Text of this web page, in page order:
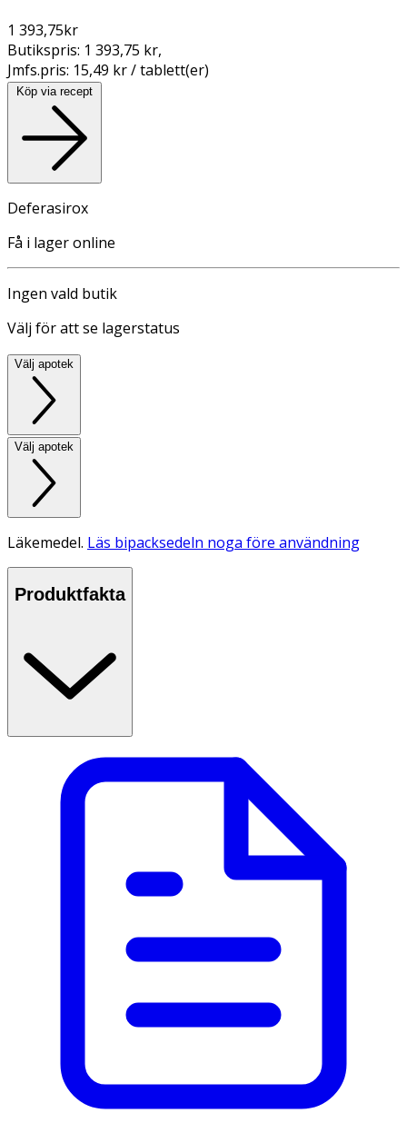
1 393,75kr
Butikspris: 1 393,75 kr,
Jmfs.pris: 15,49 kr / tablett(er)
Köp via recept
Deferasirox
Få i lager online
Ingen vald butik
Välj för att se lagerstatus
Välj apotek
Välj apotek
Läkemedel. Läs bipacksedeln noga före användning
Produktfakta